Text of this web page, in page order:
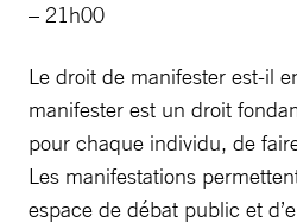
– 21h00
Le droit de manifester est-il
manifester est un droit
pour chaque individu, de
Les manifestations
espace de débat public et